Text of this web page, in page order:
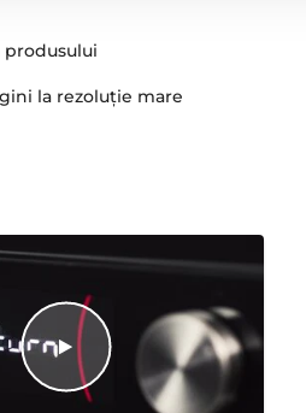
produsului
la rezoluție mare